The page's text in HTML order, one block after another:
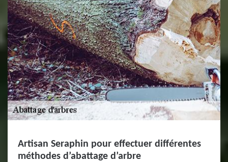
Artisan Seraphin pour effectuer différentes
méthodes d’abattage d’arbre